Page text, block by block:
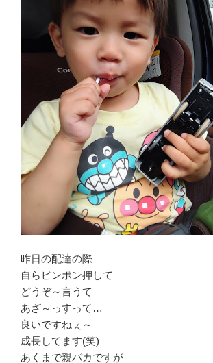
昨日の配達の際
自らピンポン押して
どうぞ～言うて
あざ～っすって…
良いですねぇ～
成長してます(笑)
あくまで親バカですが